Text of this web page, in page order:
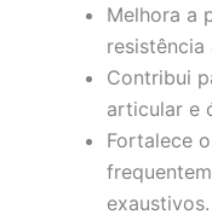
Melhora a
resistência
Contribui
articular e
Fortalece
exaustivos.